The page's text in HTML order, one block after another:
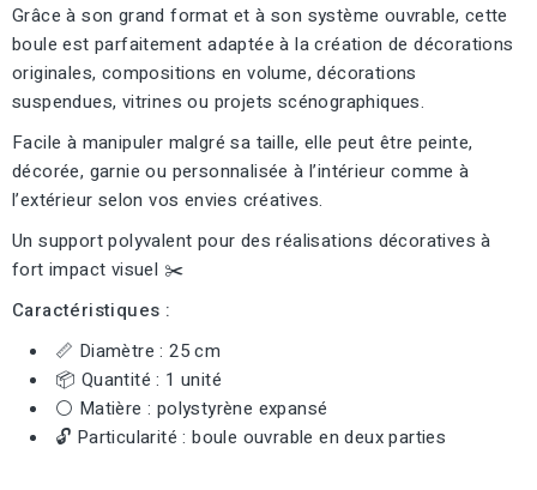
Grâce à son grand format et à son système ouvrable, cette
boule est parfaitement adaptée à la création de décorations
originales, compositions en volume, décorations
suspendues, vitrines ou projets scénographiques.
Facile à manipuler malgré sa taille, elle peut être peinte,
décorée, garnie ou personnalisée à l’intérieur comme à
l’extérieur selon vos envies créatives.
Un support polyvalent pour des réalisations décoratives à
fort impact visuel ✂️
Caractéristiques :
📏 Diamètre : 25 cm
📦 Quantité : 1 unité
⚪ Matière : polystyrène expansé
🔓 Particularité : boule ouvrable en deux parties